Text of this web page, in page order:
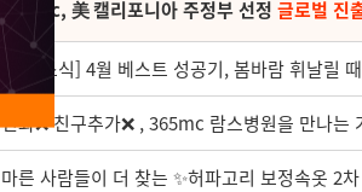
365mc, 美 캘리포니아 주정부 선정 글로벌 진
[월간소식] 4월 베스트 성공기, 봄바람 휘날릴
전화❌ 친구추가❌ , 365mc 람스병원을 만나는
마른 사람들이 더 찾는 ✨허파고리 보정속옷 2